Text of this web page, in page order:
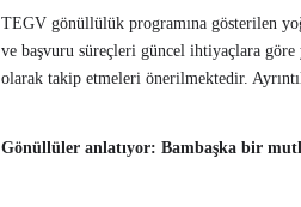
TEGV gönüllülük programına gösterilen
ve başvuru süreçleri güncel ihtiyaçlara
olarak takip etmeleri önerilmektedir.
Gönüllüler anlatıyor: Bambaşka bir